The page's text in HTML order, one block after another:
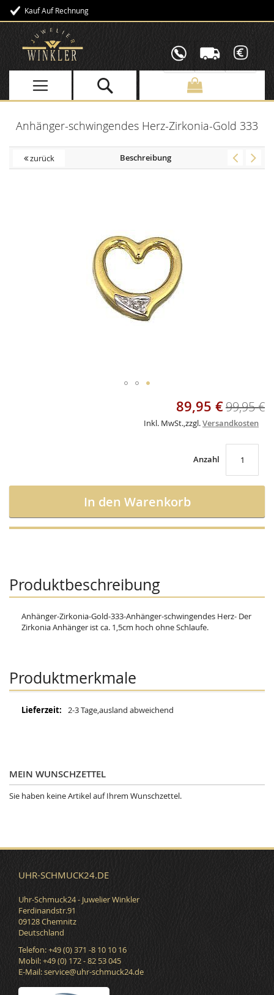
Kauf Auf Rechnung
Direkt
Inhalt
Anhänger-schwingendes Herz-Zirkonia-Gold 333
zurück Beschreibung
Sonderangebot
89,95 €99,95 €
Inkl. MwSt.,zzgl.Versandkosten
Anzahl
In den Warenkorb
Produktbeschreibung
Anhänger-Zirkonia-Gold-333-Anhänger-schwingendes Herz- Der
Zirkonia Anhänger ist ca. 1,5cm hoch ohne Schlaufe.
Produktmerkmale
Mehr
2-3 Tage,ausland abweichend
MEIN WUNSCHZETTEL
Sie haben keine Artikel auf Ihrem Wunschzettel.
UHR-SCHMUCK24.DE
Uhr-Schmuck24 - Juwelier Winkler
Ferdinandstr.91
09128 Chemnitz
Deutschland
Telefon: +49 (0) 371 -8 10 10 16
Mobil: +49 (0) 172 - 82 53 045
E-Mail:service@uhr-schmuck24.de